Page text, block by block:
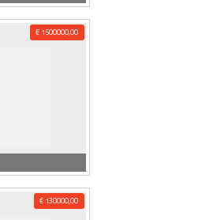
€ 1500000,00
€ 130000,00